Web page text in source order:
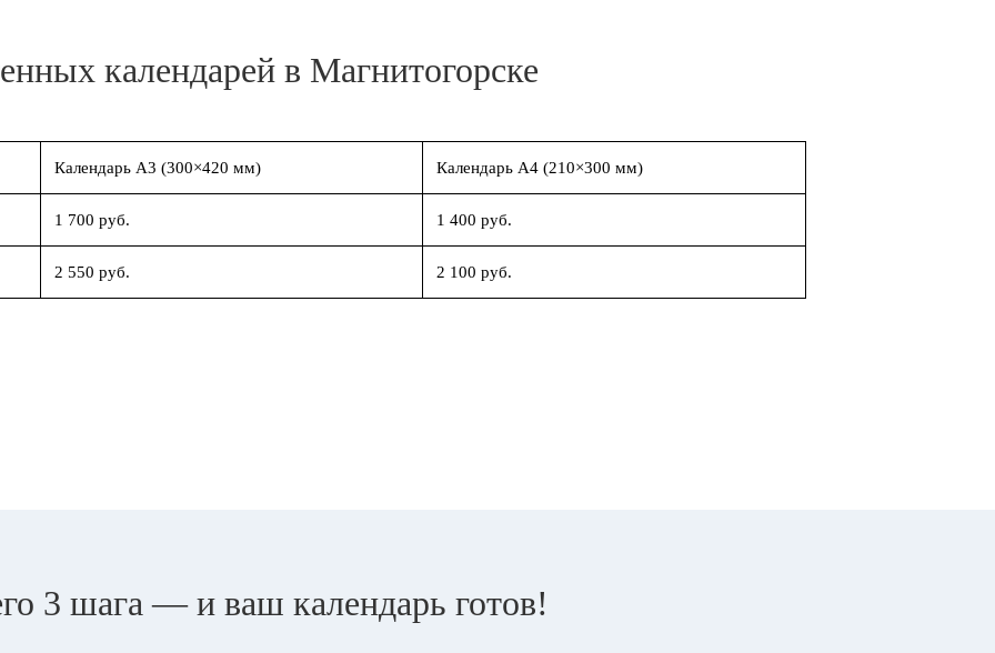
календарей в Магнитогорске
Календарь А3 (300×420 мм) Календарь А4 (210×300 мм)
1 700 руб. 1 400 руб.
2 550 руб. 2 100 руб.
3 шага — и ваш календарь готов!